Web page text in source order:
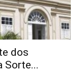
dos
Sorte...